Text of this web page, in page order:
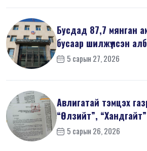
Бусдад 87,7 мянган
бусаар шилжүүлсэн
5 сарын 27, 2026
Авлигатай тэмцэх
“Өлзийт”, “Хандгайт”
5 сарын 26, 2026